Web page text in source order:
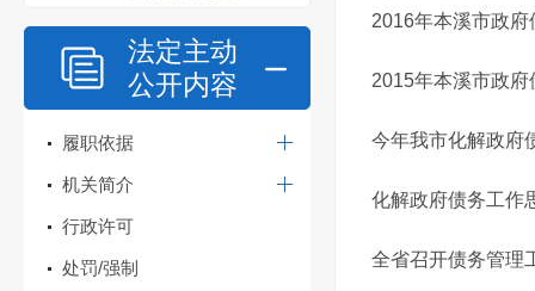
法定主动
公开内容
履职依据
机关简介
行政许可
处罚/强制
2016年本溪市政
2015年本溪市政
今年我市化解政府
化解政府债务工作
全省召开债务管理